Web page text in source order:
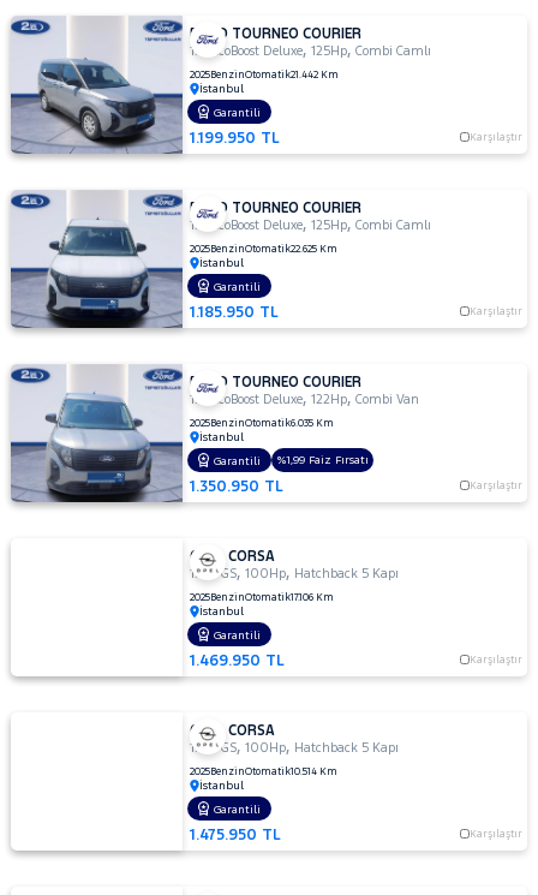
FORD TOURNEO COURIER
1.0 EcoBoost Deluxe,125Hp,Combi Camlı
2025BenzinOtomatik21.442 Km
İstanbul
1.199.950 TL Karşılaştır
Garantili
FORD TOURNEO COURIER
1.0 EcoBoost Deluxe,125Hp,Combi Camlı
2025BenzinOtomatik22.625 Km
İstanbul
1.185.950 TL Karşılaştır
Garantili
FORD TOURNEO COURIER
1.0 EcoBoost Deluxe,122Hp,Combi Van
2025BenzinOtomatik6.035 Km
İstanbul
1.350.950 TL Karşılaştır
Garantili %1,99 Faiz Fırsatı
OPEL CORSA
1.2 T GS,100Hp, Hatchback 5 Kapı
2025BenzinOtomatik17.106 Km
İstanbul
1.469.950 TL Karşılaştır
Garantili
OPEL CORSA
1.2 T GS,100Hp, Hatchback 5 Kapı
2025BenzinOtomatik10.514 Km
İstanbul
1.475.950 TL Karşılaştır
Garantili